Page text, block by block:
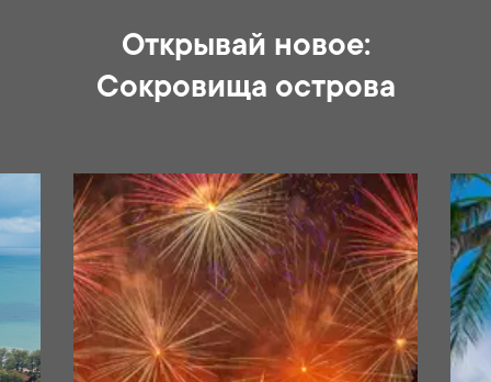
Открывай новое:
Сокровища острова